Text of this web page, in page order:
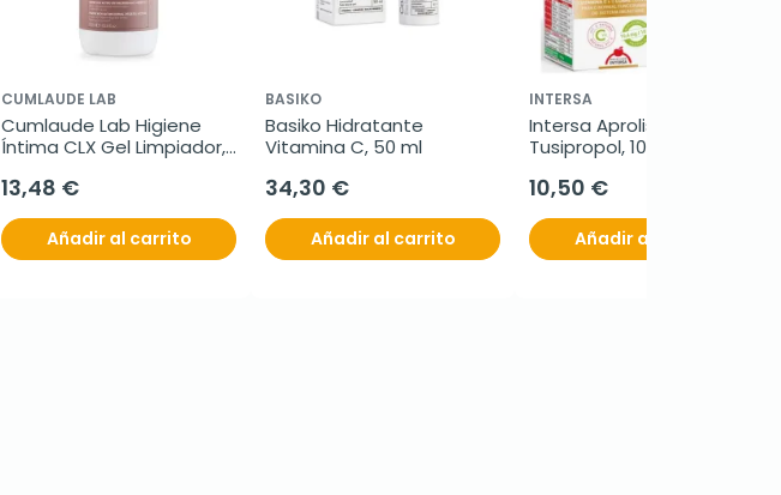
CUMLAUDE LAB
Cumlaude Lab Higiene
Íntima CLX Gel Limpiador,
13,48 €
Añadir al carrito
BASIKO
Basiko Hidratante
Vitamina C, 50 ml
34,30 €
Añadir al carrito
INTERSA
Intersa Aprolis Kids
Tusipropol, 105 ml
10,50 €
Añadir al carrito